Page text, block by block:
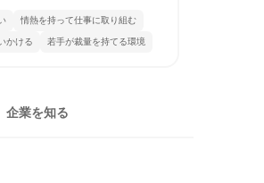
情熱を持って仕事に取り組む
かける 若手が裁量を持てる環境
企業を知る